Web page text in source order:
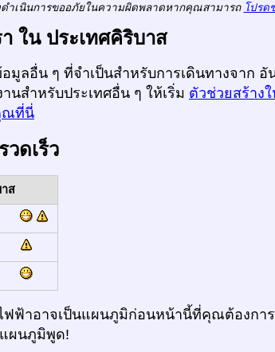
ำเนินการขออภัยในความผิดพลาดหากคุณสามารถ โปรด
ใน ประเทศคิริบาส
มูลอื่น ๆ ที่จำเป็นสำหรับการเดินทางจาก อั
สำหรับประเทศอื่น ๆ ให้เริ่ม ตัวช่วยสร้าง
ณที่นี่
ดเร็ว
ส
ฟฟ้าอาจเป็นแผนภูมิก่อนหน้านี้ที่คุณต้องก
ผนภูมิพูด!